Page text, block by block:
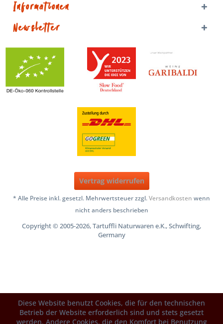
Informationen
Newsletter
Vertrag widerrufen
* Alle Preise inkl. gesetzl. Mehrwertsteuer zzgl.Versandkosten wenn
nicht anders beschrieben
Copyright © 2005-2026, Tartuffli Naturwaren e.K., Schwifting,
Germany
Diese Website benutzt Cookies, die für den technischen
Betrieb der Website erforderlich sind und stets gesetzt
werden. Andere Cookies, die den Komfort bei Benutzung